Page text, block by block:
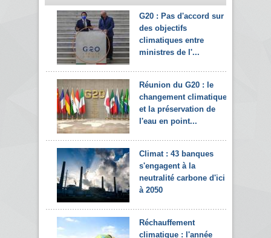
G20 : Pas d'accord sur
des objectifs
climatiques entre
ministres de l'...
Réunion du G20 : le
changement climatique
et la préservation de
l'eau en point...
Climat : 43 banques
s'engagent à la
neutralité carbone d'ici
à 2050
Réchauffement
climatique : l'année